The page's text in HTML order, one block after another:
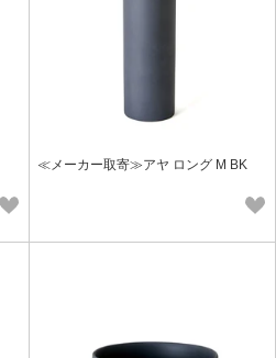
≪メーカー取寄≫アヤ ロング M BK